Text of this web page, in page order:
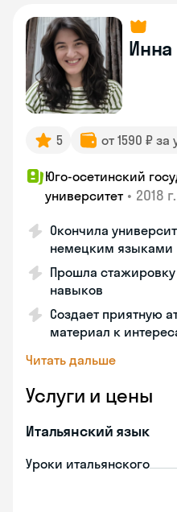
Инна
5 от 1590 ₽ за
Юго-осетинский
университет • 2018 г.
Окончила
немецким языками
Прошла
навыков
Создает приятную
материал к
Читать дальше
Услуги и цены
Итальянский язык
Уроки итальянского